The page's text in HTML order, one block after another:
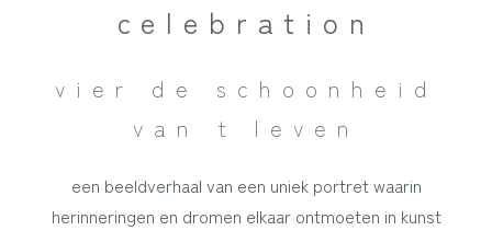
celebration
vier de schoonheid
van t leven
een beeldverhaal van een uniek portret waarin
herinneringen en dromen elkaar ontmoeten in kunst